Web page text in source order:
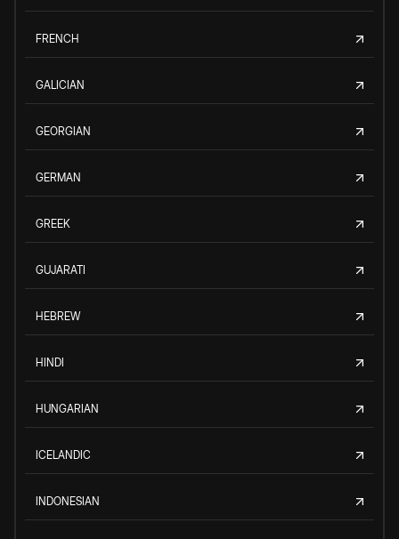
FRENCH
GALICIAN
GEORGIAN
GERMAN
GREEK
GUJARATI
HEBREW
HINDI
HUNGARIAN
ICELANDIC
INDONESIAN